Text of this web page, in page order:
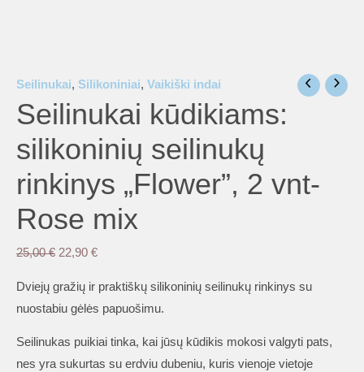
Seilinukai, Silikoniniai, Vaikiški indai
Seilinukai kūdikiams:
silikoninių seilinukų
rinkinys „Flower”, 2 vnt-
Rose mix
25,00€ Original
was:
25,00 €.
22,90 €Current
is:
22,90 €.
Dviejų gražių ir praktiškų silikoninių seilinukų rinkinys su
nuostabiu gėlės papuošimu.
Seilinukas puikiai tinka, kai jūsų kūdikis mokosi valgyti pats,
nes yra sukurtas su erdviu dubeniu, kuris vienoje vietoje